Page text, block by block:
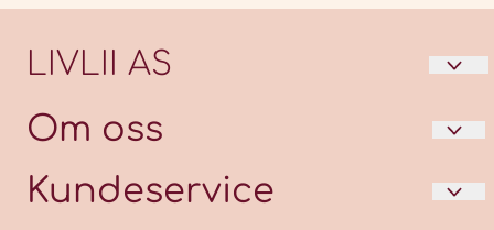
LIVLII AS
LIVLII er en unik og fargerik livsstilbutikk som
har en god mix av nordiske og internasjonale
produkter til vårt lille univers.
Om oss
LIVLII AS
Kundeservice